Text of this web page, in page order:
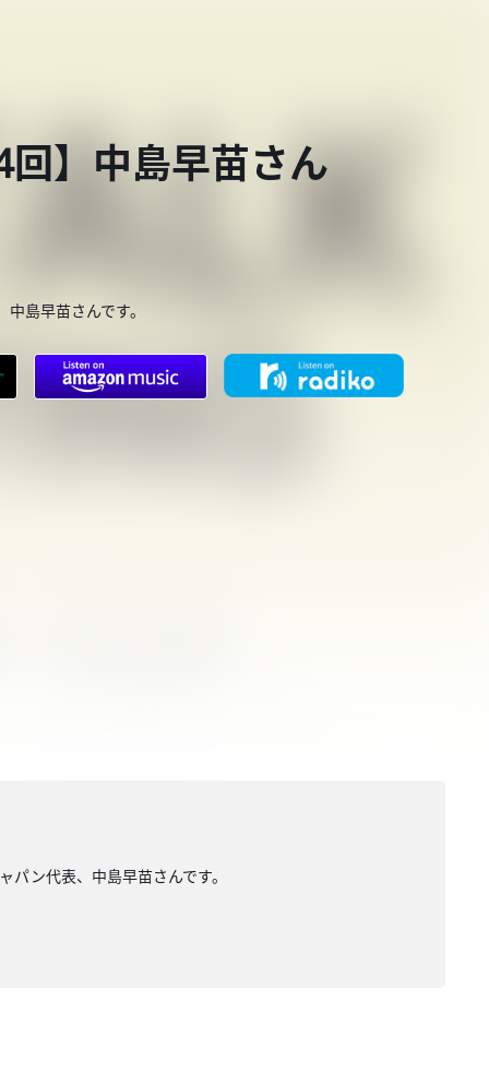
】中島早苗さん
島早苗さんです。
ン代表、中島早苗さんです。